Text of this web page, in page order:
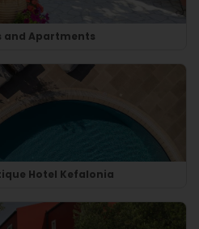
and Apartments
Hotel Kefalonia